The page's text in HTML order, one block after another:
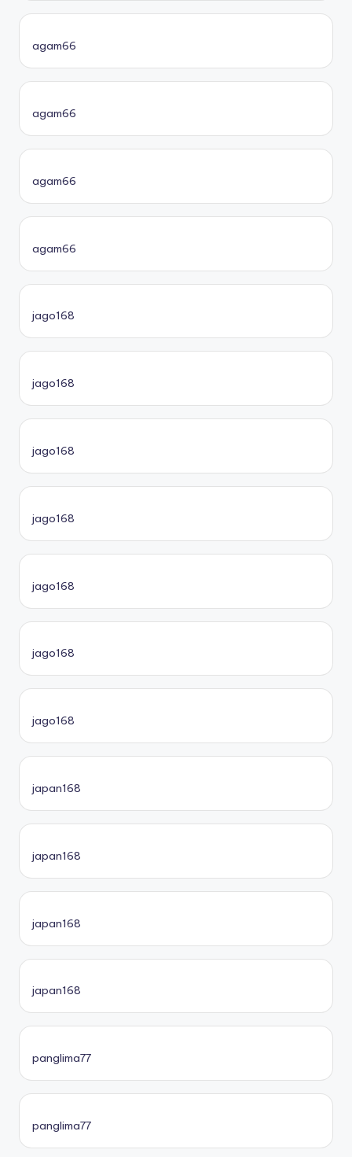
agam66
agam66
agam66
agam66
jago168
jago168
jago168
jago168
jago168
jago168
jago168
japan168
japan168
japan168
japan168
panglima77
panglima77